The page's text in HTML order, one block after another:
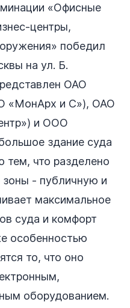
«Офисные
центры,
победил
на ул. Б.
ОАО
«МонАрх и С»), ОАО
и ООО
здание суда
тем, что разделено
зоны - публичную и
максимальное
суда и комфорт
особенностью
то, что оно
оборудованием.